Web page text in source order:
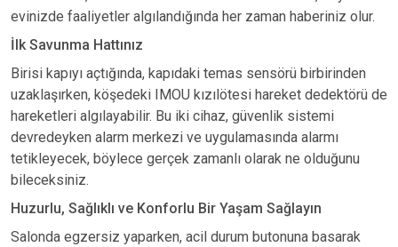
evinizde faaliyetler algılandığında her zaman haberiniz olur.
İlk Savunma Hattınız
Birisi kapıyı açtığında, kapıdaki temas sensörü birbirinden
uzaklaşırken, köşedeki IMOU kızılötesi hareket dedektörü de
hareketleri algılayabilir. Bu iki cihaz, güvenlik sistemi
devredeyken alarm merkezi ve uygulamasında alarmı
tetikleyecek, böylece gerçek zamanlı olarak ne olduğunu
bileceksiniz.
Huzurlu, Sağlıklı ve Konforlu Bir Yaşam Sağlayın
Salonda egzersiz yaparken, acil durum butonuna basarak